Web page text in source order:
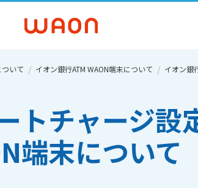
いて イオン銀行ATM WAON端末について イオン銀
トチャージ設
端末について